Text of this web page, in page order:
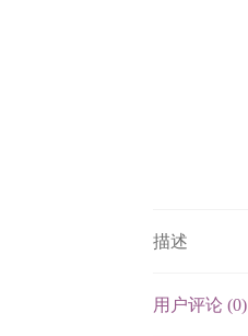
描述
用户评论 (0)